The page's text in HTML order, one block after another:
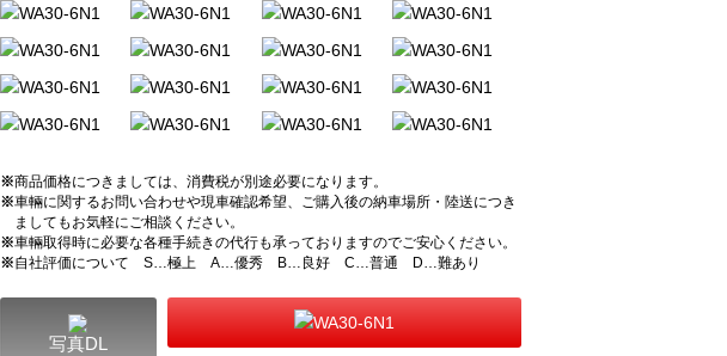
※商品価格につきましては、消費税が別途必要になります。
※車輛に関するお問い合わせや現車確認希望、ご購入後の納車場所・陸送につき
ましてもお気軽にご相談ください。
※車輛取得時に必要な各種手続きの代行も承っておりますのでご安心ください。
※自社評価について S…極上 A…優秀 B…良好 C…普通 D…難あり
写真DL